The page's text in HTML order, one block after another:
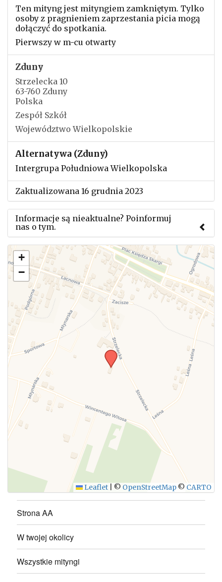
Ten mityng jest mityngiem zamkniętym. Tylko
osoby z pragnieniem zaprzestania picia mogą
dołączyć do spotkania.
Pierwszy w m-cu otwarty
Zduny
Strzelecka 10
63-760 Zduny
Polska
Zespół Szkół
Województwo Wielkopolskie
Alternatywa (Zduny)
Intergrupa Południowa Wielkopolska
Zaktualizowana 16 grudnia 2023
Informacje są nieaktualne? Poinformuj
nas o tym.
Użyj tego formularza aby przesłać informację o
zmianach w powyższym mityngu.
WYŚLIJ
+
−
Leaflet © OpenStreetMap © CARTO
Strona AA
W twojej okolicy
Wszystkie mityngi